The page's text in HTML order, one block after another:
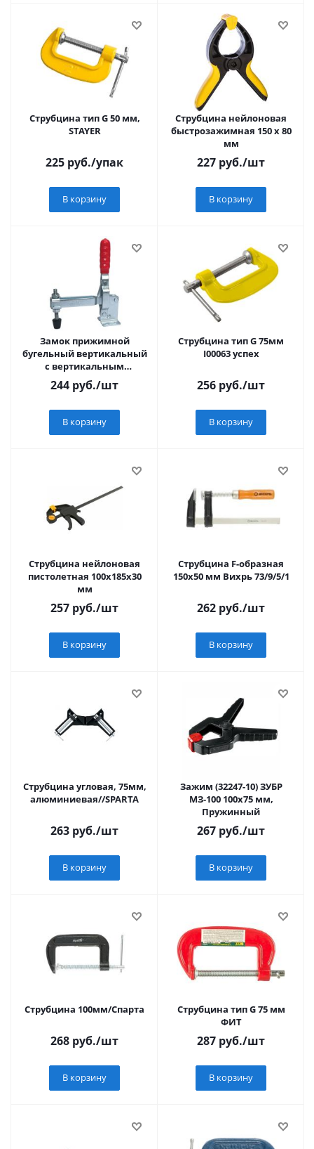
Струбцина тип G 50 мм,
STAYER
225 руб./упак
В корзину
Струбцина нейлоновая
быстрозажимная 150 x 80
мм
227 руб./шт
В корзину
Замок прижимной
бугельный вертикальный
с вертикальным
основанием, цинк
244 руб./шт
В корзину
Струбцина тип G 75мм
I00063 успех
256 руб./шт
В корзину
Струбцина нейлоновая
пистолетная 100х185х30
мм
257 руб./шт
В корзину
Струбцина F-образная
150х50 мм Вихрь 73/9/5/1
262 руб./шт
В корзину
Струбцина угловая, 75мм,
алюминиевая//SPARTA
263 руб./шт
В корзину
Зажим (32247-10) ЗУБР
МЗ-100 100х75 мм,
Пружинный
267 руб./шт
В корзину
Струбцина 100мм/Спарта
268 руб./шт
В корзину
Струбцина тип G 75 мм
ФИТ
287 руб./шт
В корзину